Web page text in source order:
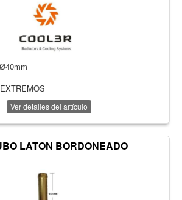
Ver detalles del artículo
LATON BORDONEADO